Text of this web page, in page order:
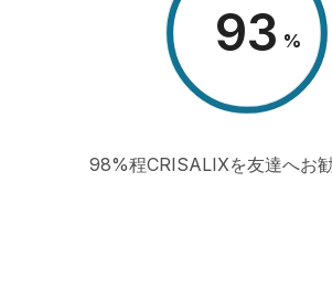
98 %
98%程CRISALIXを友達へお